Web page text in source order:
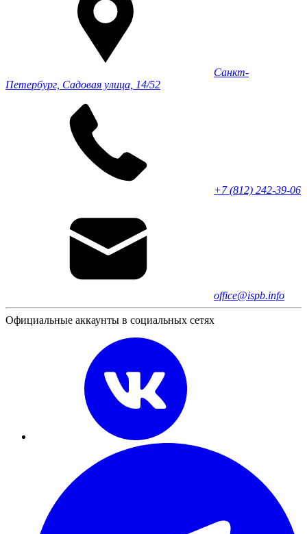
Санкт-
Петербург, Садовая улица, 14/52
+7 (812) 242-39-06
office@ispb.info
Официальные аккаунты в социальных сетях